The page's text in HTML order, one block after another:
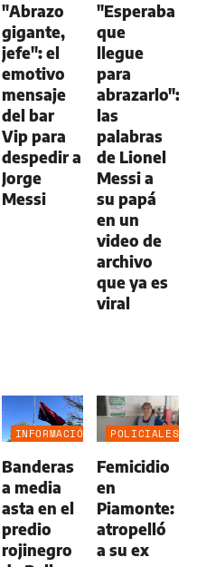
"Abrazo
gigante,
jefe": el
emotivo
mensaje
del bar
Vip para
despedir a
Jorge
Messi
"Esperaba
que
llegue
para
abrazarlo":
las
palabras
de Lionel
Messi a
su papá
en un
video de
archivo
que ya es
viral
INFORMACIÓN
Banderas
a media
asta en el
predio
rojinegro
POLICIALES
Femicidio
en
Piamonte:
atropelló
a su ex